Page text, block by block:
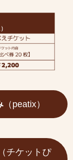
（peatix）
（チケットぴ